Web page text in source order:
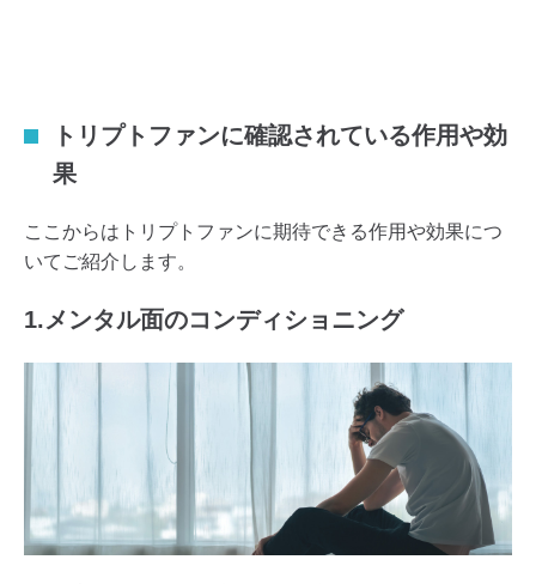
トリプトファンに確認されている作用や効
果
ここからはトリプトファンに期待できる作用や効果につ
いてご紹介します。
1.メンタル面のコンディショニング